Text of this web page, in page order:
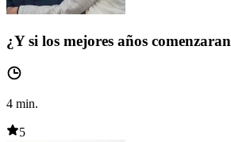
¿Y si los mejores años
4 min.
5